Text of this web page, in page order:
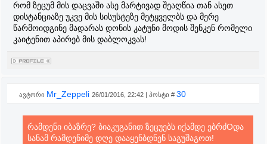
რომ ზეცუმ მის დაცვაში ასე მარტივად შეაღწია თან ასეთ
დისტანციაზე უკვე მის სისუსტეზე მეტყველბს და მერე
წარმოიდგინე მადარას დონის კატუნი მოდის შენკენ რომელი
კაიტენით აპირებ მის დაბლოკვას!
ავტორი Mr_Zeppeli 26/01/2016, 22:42 | პოსტი # 30
რამდენი იბაზრე? ბიაკუგანით ზეცუებს იქამდე ებრძOდა
სანამ რამდენიმე დღე დააყენბდნენ საგუშაგოთ!